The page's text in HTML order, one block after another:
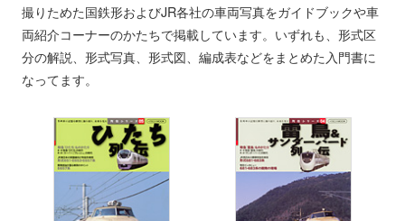
撮りためた国鉄形およびJR各社の車両写真をガイドブックや車
両紹介コーナーのかたちで掲載しています。いずれも、形式区
分の解説、形式写真、形式図、編成表などをまとめた入門書に
なってます。